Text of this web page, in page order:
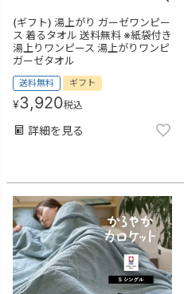
(ギフト) 湯上がり ガーゼワンピー
ス 着るタオル 送料無料 ※紙袋付き
湯上りワンピース 湯上がりワンピ
ガーゼタオル
送料無料 ギフト
¥3,920税込
詳細を見る